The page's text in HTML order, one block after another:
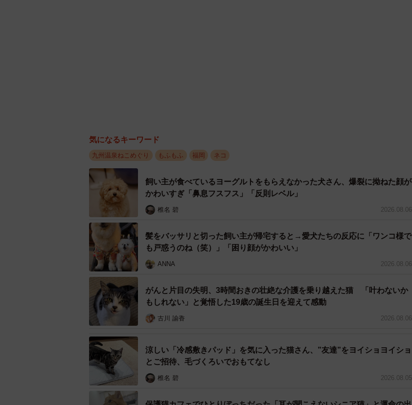
らい』といわれたんです」（卓矢さん）
入口横には実際に源泉に触れられる指湯がある。日帰り入浴も可
「もしかしたら飼い主が探しているかもしれない」、「このまま見殺しになんてできな
気になるキーワード
九州温泉ねこめぐり もふもふ 福岡 ネコ
飼い主が食べているヨーグルトをもらえなかった犬さん、爆裂に拗ねた顔が
かわいすぎ「鼻息フスフス」「反則レベル」
椎名 碧 2026.08.06
髪をバッサリと切った飼い主が帰宅すると→愛犬たちの反応に「ワンコ様で
も戸惑うのね（笑）」「困り顔がかわいい」
ANNA 2026.08.06
がんと片目の失明、3時間おきの壮絶な介護を乗り越えた猫 「叶わないか
もしれない」と覚悟した19歳の誕生日を迎えて感動
古川 諭香 2026.08.06
涼しい「冷感敷きパッド」を気に入った猫さん、”友達”をヨイショヨイショ
とご招待、毛づくろいでおもてなし
椎名 碧 2026.08.05